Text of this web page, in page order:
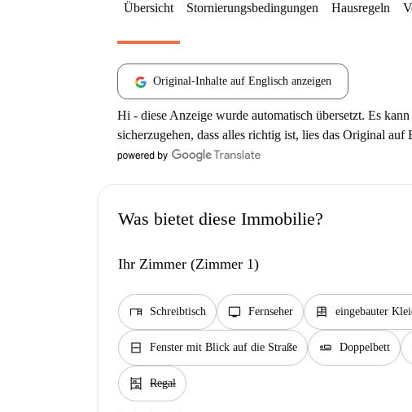
Übersicht Stornierungsbedingungen Hausregeln
Original-Inhalte auf Englisch anzeigen
Hi - diese Anzeige wurde automatisch übersetzt. Es
sicherzugehen, dass alles richtig ist, lies das Original auf
Was bietet diese Immobilie?
Ihr Zimmer (Zimmer 1)
desk Schreibtisch tv Fernseher dresser eingebauter
window_closed Fenster mit Blick auf die Straße airline_seat_flat Doppelbett
shelves Regal